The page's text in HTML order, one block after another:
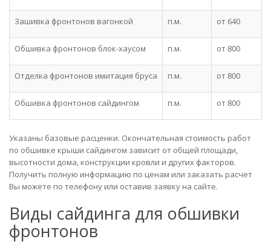
Зашивка фронтонов вагонкой п.м. от 640
Обшивка фронтонов блок-хаусом п.м. от 800
Отделка фронтонов имитация бруса п.м. от 800
Обшивка фронтонов сайдингом п.м. от 800
Указаны базовые расценки. Окончательная стоимость работ
по обшивке крыши сайдингом зависит от общей площади,
высотности дома, конструкции кровли и других факторов.
Получить полную информацию по ценам или заказать расчет
Вы можете по телефону или оставив заявку на сайте.
Виды сайдинга для обшивки
фронтонов